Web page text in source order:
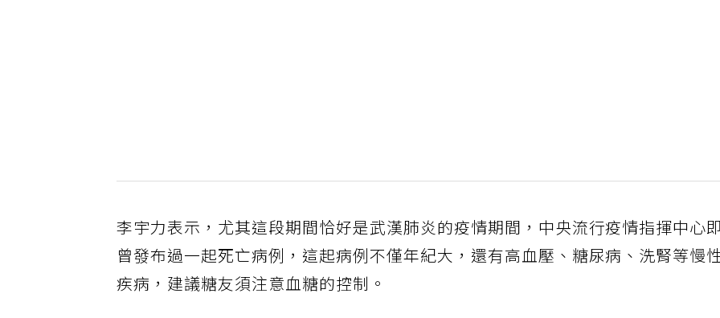
李宇力表示，尤其這段期間恰好是武漢肺炎的疫情期間，中央流行疫情指揮中心即
曾發布過一起死亡病例，這起病例不僅年紀大，還有高血壓、糖尿病、洗腎等慢
疾病，建議糖友須注意血糖的控制。